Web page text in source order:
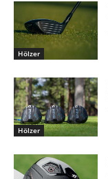
Hölzer
Hölzer